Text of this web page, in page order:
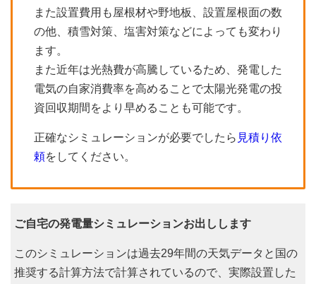
また設置費用も屋根材や野地板、設置屋根面の数
の他、積雪対策、塩害対策などによっても変わり
ます。
また近年は光熱費が高騰しているため、発電した
電気の自家消費率を高めることで太陽光発電の投
資回収期間をより早めることも可能です。
正確なシミュレーションが必要でしたら 見積り依
頼をしてください。
ご自宅の発電量シミュレーションお出しします
このシミュレーションは過去29年間の天気データと国の
推奨する計算方法で計算されているので、実際設置した